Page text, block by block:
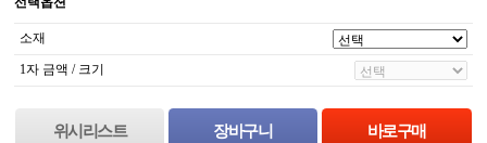
소재
1자 금액 / 크기
위시리스트